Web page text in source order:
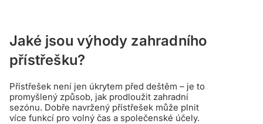
Jaké jsou výhody zahradního
přístřešku?
Přístřešek není jen úkrytem před deštěm – je to
promyšlený způsob, jak prodloužit zahradní
sezónu. Dobře navržený přístřešek může plnit
více funkcí pro volný čas a společenské účely.